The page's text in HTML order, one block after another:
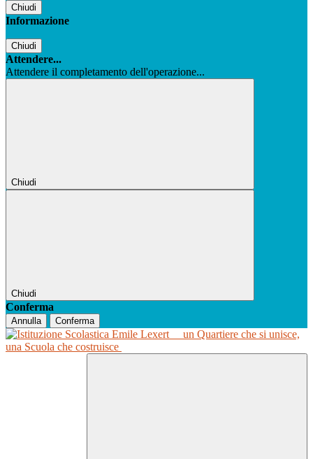
Chiudi
Informazione
Chiudi
Attendere...
Attendere il completamento dell'operazione...
Chiudi
Chiudi
Conferma
Annulla Conferma
un Quartiere che si unisce,
una Scuola che costruisce